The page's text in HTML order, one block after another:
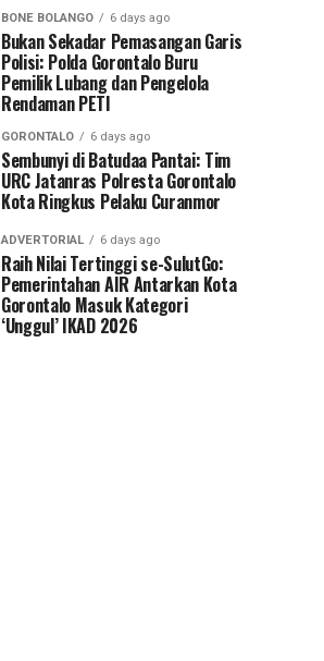
BONE BOLANGO 6 days ago
Bukan Sekadar Pemasangan Garis
Polisi: Polda Gorontalo Buru
Pemilik Lubang dan Pengelola
Rendaman PETI
GORONTALO 6 days ago
Sembunyi di Batudaa Pantai: Tim
URC Jatanras Polresta Gorontalo
Kota Ringkus Pelaku Curanmor
ADVERTORIAL 6 days ago
Raih Nilai Tertinggi se-SulutGo:
Pemerintahan AIR Antarkan Kota
Gorontalo Masuk Kategori
‘Unggul’ IKAD 2026